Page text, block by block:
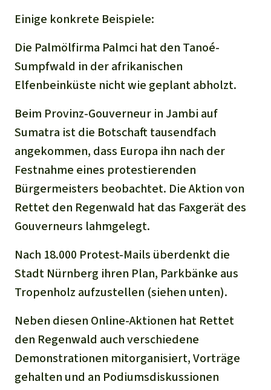
Einige konkrete Beispiele:
Die Palmölfirma Palmci hat den Tanoé-
Sumpfwald in der afrikanischen
Elfenbeinküste nicht wie geplant abholzt.
Beim Provinz-Gouverneur in Jambi auf
Sumatra ist die Botschaft tausendfach
angekommen, dass Europa ihn nach der
Festnahme eines protestierenden
Bürgermeisters beobachtet. Die Aktion von
Rettet den Regenwald hat das Faxgerät des
Gouverneurs lahmgelegt.
Nach 18.000 Protest-Mails überdenkt die
Stadt Nürnberg ihren Plan, Parkbänke aus
Tropenholz aufzustellen (siehen unten).
Neben diesen Online-Aktionen hat Rettet
den Regenwald auch verschiedene
Demonstrationen mitorganisiert, Vorträge
gehalten und an Podiumsdiskussionen